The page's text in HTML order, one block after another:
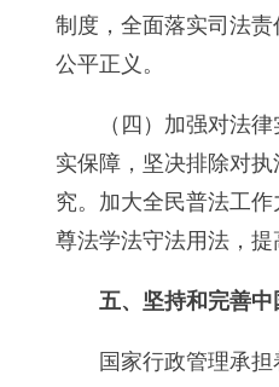
制度，全面落实司法
公平正义。
（四）加强对法
实保障，坚决排除对
究。加大全民普法工
尊法学法守法用法，
五、坚持和完善
国家行政管理承